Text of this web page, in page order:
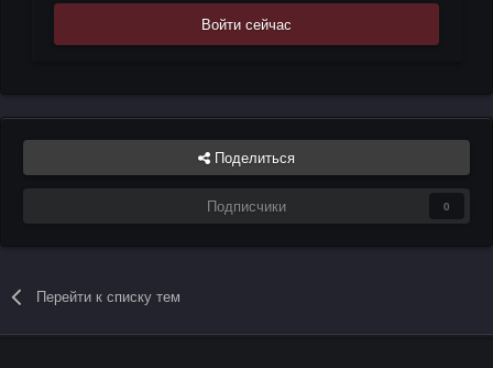
Войти сейчас
Поделиться
Подписчики 0
Перейти к списку тем